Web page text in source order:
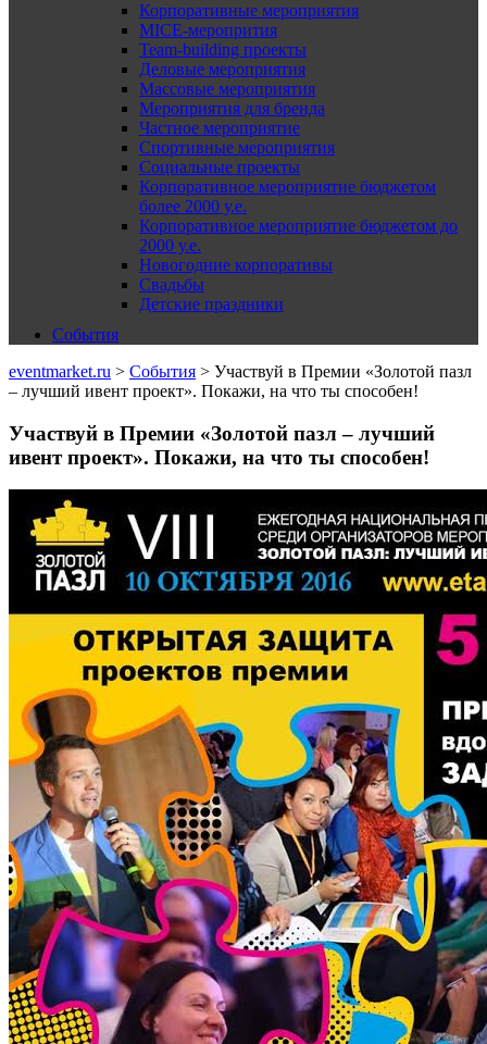
Корпоративные мероприятия
MICE-меропрития
Team-building проекты
Деловые мероприятия
Массовые мероприятия
Мероприятия для бренда
Частное мероприятие
Спортивные мероприятия
Социальные проекты
Корпоративное мероприятие бюджетом
более 2000 у.е.
Корпоративное мероприятие бюджетом до
2000 у.е.
Новогодние корпоративы
Свадьбы
Детские праздники
События
eventmarket.ru > События > Участвуй в Премии «Золотой пазл
– лучший ивент проект». Покажи, на что ты способен!
Участвуй в Премии «Золотой пазл – лучший
ивент проект». Покажи, на что ты способен!